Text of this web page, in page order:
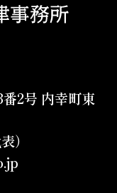
2号 内幸町東
）